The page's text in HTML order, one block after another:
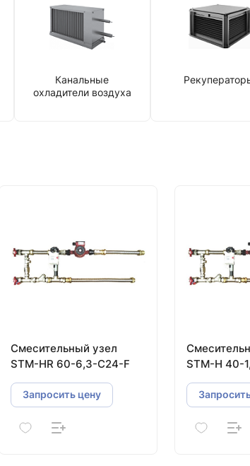
Канальные
охладители воздуха
Смесительный узел
STM-HR 60-6,3-C24-F
Запросить цену
STM-H 40-